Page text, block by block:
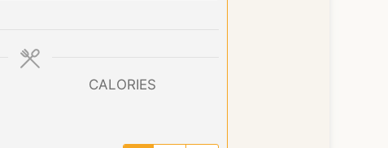
CALORIES